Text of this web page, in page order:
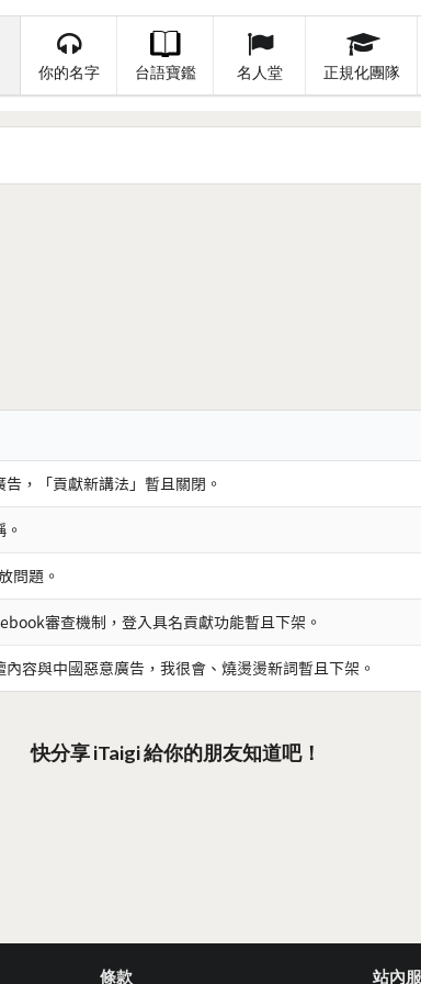
你的名字 台語寶鑑 名人堂 正規化團隊
，「貢獻新講法」暫且關閉。
問題。
審查機制，登入具名貢獻功能暫且下架。
容與中國惡意廣告，我很會、燒燙燙新詞暫且下架。
快分享 iTaigi 給你的朋友知道吧！
條款 站內